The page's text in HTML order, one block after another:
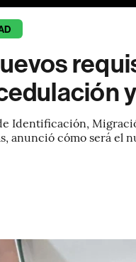
Identificación,
anunció cómo será el